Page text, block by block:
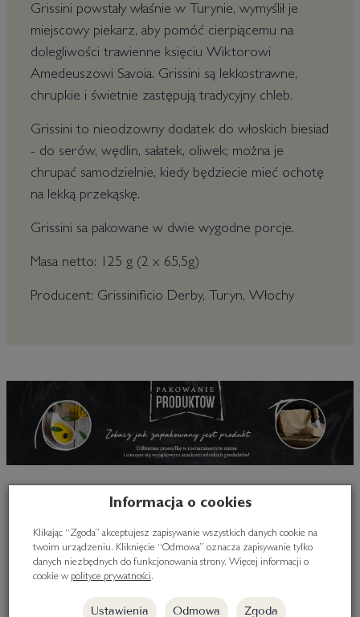
Grissini powstały właśnie w Turynie, wymyślił je
miejscowy piekarz, aby pomóć cierpiącemu na
dolegliwości trawienne księciu Wiktorowi
Amedeuszowi Savoia. Grissini są lekkostrawne,
chrupkie i świetnie zastępują tradycyjny chleb.
Grissini to nieodzowny dodatek do włoskich biesiad
- do serów, wędlin, sałatek, oliwek; można je
chrupać samodzielnie, kiedy będziecie mieć ochotę
na lekką przekąskę.
Grissini sa pakowane w dwie wygodne porcje.
Masa netto: 125 g (2 x 65,5g)
Producent: Grissinificio Derby, Turyn, Włochy
Polecane produkty
Informacja o cookies
Klikając “Zgoda” akceptujesz zapisywanie wszystkich danych cookie na
twoim urządzeniu. Kliknięcie “Odmowa” oznacza zapisywanie tylko
danych niezbędnych do funkcjonowania strony. Więcej informacji o
cookie w polityce prywatności.
Ustawienia Odmowa Zgoda